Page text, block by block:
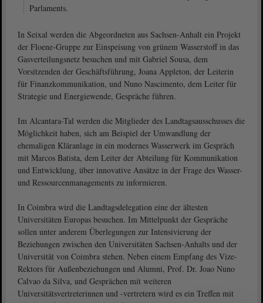
Parlaments.
In Seixal werden die Abgeordneten aus Sachsen-Anhalt ein Projekt
der Floene-Gruppe zur Einspeisung von grünem Wasserstoff in das
Gasverteilungsnetz besuchen und mit Gabriel Sousa, dem
Vorsitzenden der Geschäftsführung, Joana Appleton, der Leiterin
für Finanzkommunikation, und Nuno Nascimento, dem Leiter für
Strategie und Energiewende, Gespräche führen.
Im Alcantara-Tal werden die Mitglieder des Landtagsausschusses die
Möglichkeit haben, sich am Beispiel der Umwandlung der
ehemaligen Kläranlage in ein modernes Wasserwerk im Gespräch
mit Marcos Batista, dem Leiter der Abteilung für Kommunikation
und Entwicklung, über innovative Ansätze in der Frage des Wasser-
und Ressourcenmanagements zu informieren.
In Coimbra wird die Landtagsdelegation eine der ältesten
Universitäten Europas besuchen. Im Mittelpunkt der Gespräche
sollen unter anderem Überlegungen zur Intensivierung der
Beziehungen zwischen den Universitäten Sachsen-Anhalts und der
Universität von Coimbra stehen. Neben einem Empfang des Vize-
Rektors für Außenbeziehungen und Alumni, Prof. Dr. Joao Nuno
Calvao da Silva, und Gesprächen mit weiteren
Universitätsvertreterinnen und -vertretern wird es ein Treffen mit